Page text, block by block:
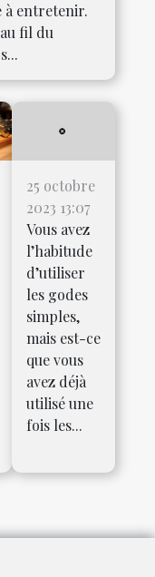
à entretenir.
fil du
25 octobre
2023 13:07
Vous avez
l’habitude
d’utiliser
les godes
simples,
mais est-ce
que vous
avez déjà
utilisé une
fois les...